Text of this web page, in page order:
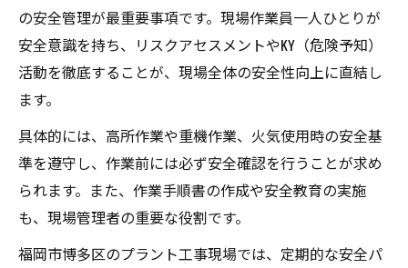
析
地場企業が重視するプラント工事の適応力
とは
新しい設備に対応できるプラント工事のス
キル
プラント工事業界の最新求人動向を読み解
く
資格取得で広がるプラント工事の未来
の安全管理が最重要事項です。現場作業員一人ひとりが
安全意識を持ち、リスクアセスメントやKY（危険予知）
活動を徹底することが、現場全体の安全性向上に直結し
ます。
具体的には、高所作業や重機作業、火気使用時の安全基
準を遵守し、作業前には必ず安全確認を行うことが求め
られます。また、作業手順書の作成や安全教育の実施
も、現場管理者の重要な役割です。
福岡市博多区のプラント工事現場では、定期的な安全パ